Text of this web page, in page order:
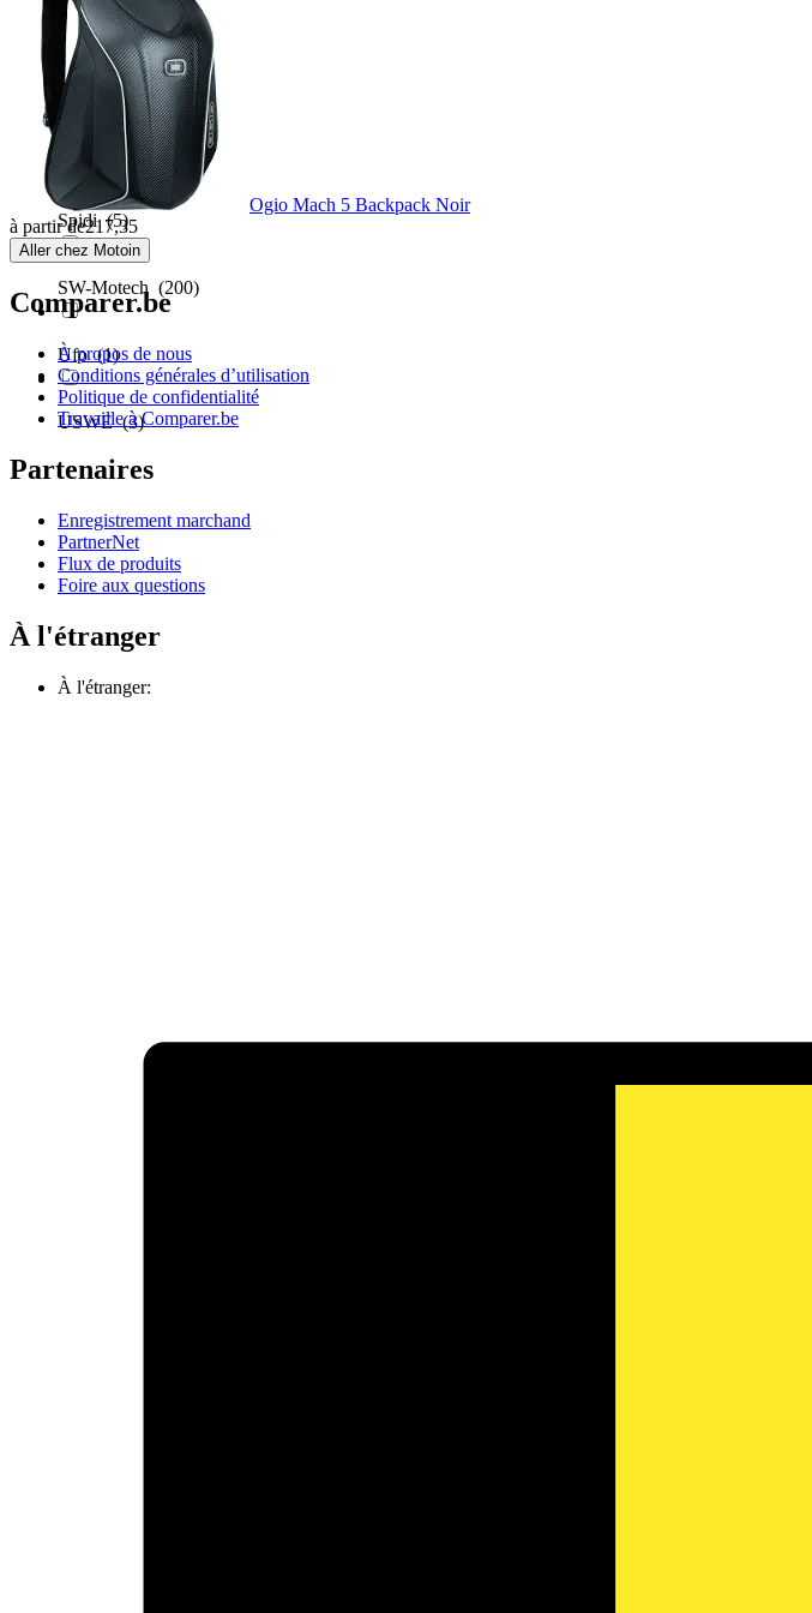
Ram Mounts (1)
Rebelhorn(2)
Rtech (1)
Spidi(5)
SW-Motech (200)
Ufo(1)
USWE(3)
Ogio Mach 5 Backpack Noir
à partir de217,35
Aller chez Motoin
Comparer.be
À propos de nous
Conditions générales d’utilisation
Politique de confidentialité
Travaille à Comparer.be
Partenaires
Enregistrement marchand
PartnerNet
Flux de produits
Foire aux questions
À l'étranger
À l'étranger: